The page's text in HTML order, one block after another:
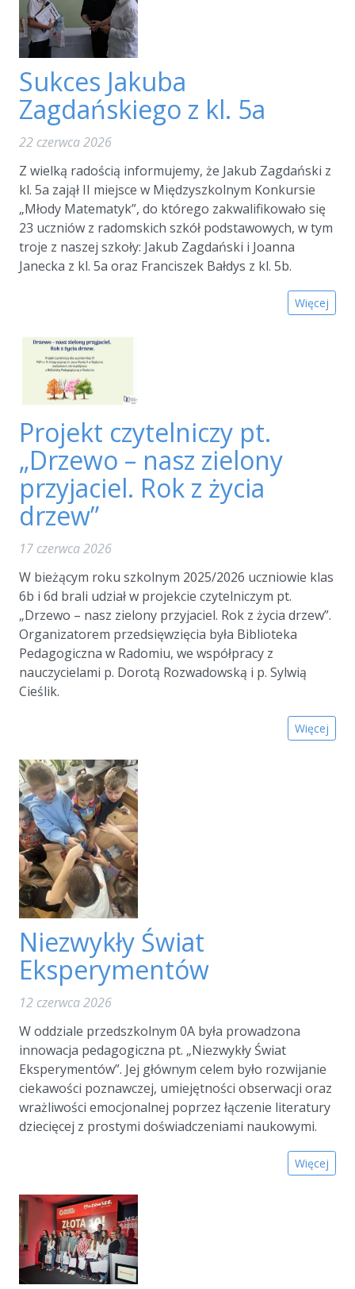
Sukces Jakuba
Zagdańskiego z kl. 5a
22 czerwca 2026
Z wielką radością informujemy, że Jakub Zagdański z
kl. 5a zajął II miejsce w Międzyszkolnym Konkursie
„Młody Matematyk”, do którego zakwalifikowało się
23 uczniów z radomskich szkół podstawowych, w tym
troje z naszej szkoły: Jakub Zagdański i Joanna
Janecka z kl. 5a oraz Franciszek Bałdys z kl. 5b.
Więcej
Projekt czytelniczy pt.
„Drzewo – nasz zielony
przyjaciel. Rok z życia
drzew”
17 czerwca 2026
W bieżącym roku szkolnym 2025/2026 uczniowie klas
6b i 6d brali udział w projekcie czytelniczym pt.
„Drzewo – nasz zielony przyjaciel. Rok z życia drzew”.
Organizatorem przedsięwzięcia była Biblioteka
Pedagogiczna w Radomiu, we współpracy z
nauczycielami p. Dorotą Rozwadowską i p. Sylwią
Cieślik.
Więcej
Niezwykły Świat
Eksperymentów
12 czerwca 2026
W oddziale przedszkolnym 0A była prowadzona
innowacja pedagogiczna pt. „Niezwykły Świat
Eksperymentów”. Jej głównym celem było rozwijanie
ciekawości poznawczej, umiejętności obserwacji oraz
wrażliwości emocjonalnej poprzez łączenie literatury
dziecięcej z prostymi doświadczeniami naukowymi.
Więcej